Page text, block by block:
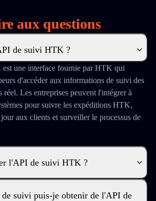
aux questions
de suivi HTK ?
une interface fournie par HTK qui
d'accéder aux informations de suivi des
réel. Les entreprises peuvent l'intégrer à
pour suivre les expéditions HTK,
aux clients et surveiller le processus de
l'API de suivi HTK ?
de suivi puis-je obtenir de l'API de